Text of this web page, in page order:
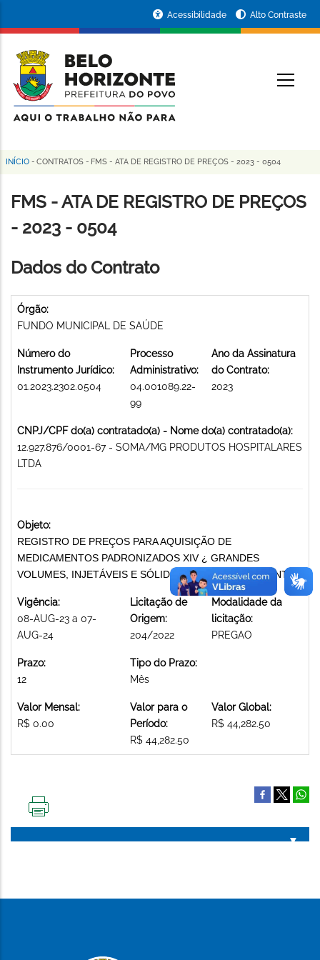
conteúdo
principal
da
Prefeitura
de
Horizonte
Acessibilidade Alto Contraste
Trilha
de
navegação
INÍCIO - CONTRATOS - FMS - ATA DE REGISTRO DE PREÇOS - 2023 - 0504
FMS - ATA DE REGISTRO DE PREÇOS
- 2023 - 0504
Dados do Contrato
Órgão:
FUNDO MUNICIPAL DE SAÚDE
Número do
Instrumento Jurídico:
01.2023.2302.0504
Processo
Administrativo:
04.001089.22-
99
Ano da Assinatura
do Contrato:
2023
CNPJ/CPF do(a) contratado(a) - Nome do(a) contratado(a):
12.927.876/0001-67 - SOMA/MG PRODUTOS HOSPITALARES
LTDA
Objeto:
REGISTRO DE PREÇOS PARA AQUISIÇÃO DE
MEDICAMENTOS PADRONIZADOS XIV ¿ GRANDES
VOLUMES, INJETÁVEIS E SÓLIDOS ORAIS MEDICAMENTOS
Vigência:
08-AUG-23 a 07-
AUG-24
Licitação de
Origem:
204/2022
Modalidade da
licitação:
PREGAO
Prazo:
12
Tipo do Prazo:
Mês
Valor Mensal:
R$ 0.00
Valor para o
Período:
R$ 44,282.50
Valor Global:
R$ 44,282.50
PÁGINA